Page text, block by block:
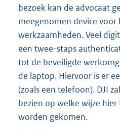
bezoek kan de advocaat
meegenomen device
werkzaamheden. Veel
een twee-staps
tot de beveiligde
de laptop. Hiervoor is er
(zoals een telefoon). DJI
bezien op welke wijze
worden gekomen.